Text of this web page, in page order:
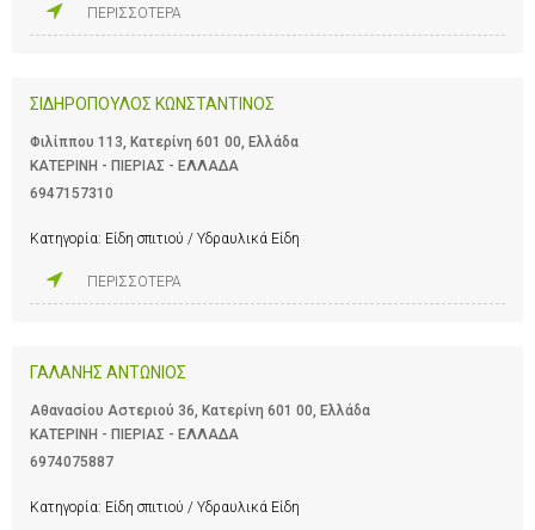
ΠΕΡΙΣΣΟΤΕΡΑ
ΣΙΔΗΡΟΠΟΥΛΟΣ ΚΩΝΣΤΑΝΤΙΝΟΣ
Φιλίππου 113, Κατερίνη 601 00, Ελλάδα
ΚΑΤΕΡΙΝΗ - ΠΙΕΡΙΑΣ - ΕΛΛΑΔΑ
6947157310
Κατηγορία: Είδη σπιτιού / Υδραυλικά Είδη
ΠΕΡΙΣΣΟΤΕΡΑ
ΓΑΛΑΝΗΣ ΑΝΤΩΝΙΟΣ
Αθανασίου Αστεριού 36, Κατερίνη 601 00, Ελλάδα
ΚΑΤΕΡΙΝΗ - ΠΙΕΡΙΑΣ - ΕΛΛΑΔΑ
6974075887
Κατηγορία: Είδη σπιτιού / Υδραυλικά Είδη